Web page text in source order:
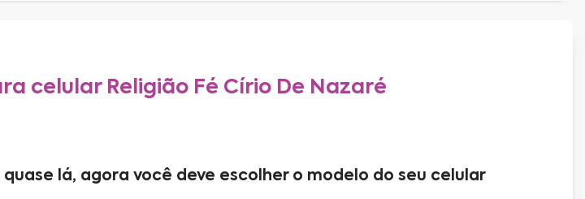
celular Religião Fé Círio De Nazaré
quase lá, agora você deve escolher o modelo do seu celular